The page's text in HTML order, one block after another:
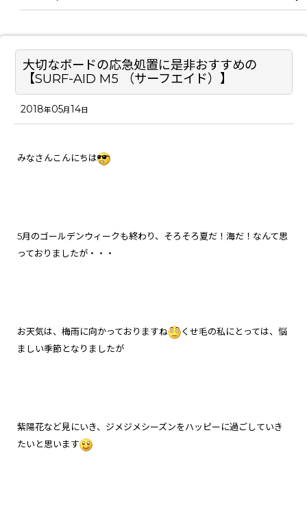
大切なボードの応急処置に是非おすすめの
【SURF-AID M5 （サーフエイド）】
2018年05月14日
みなさんこんにちは
5月のゴールデンウィークも終わり、そろそろ夏だ！海だ！なんて思
っておりましたが・・・
お天気は、梅雨に向かっておりますね くせ毛の私にとっては、 悩
ましい季節となりましたが
紫陽花など見にいき、 ジメジメシーズンをハッピーに過ごしていき
たいと思います